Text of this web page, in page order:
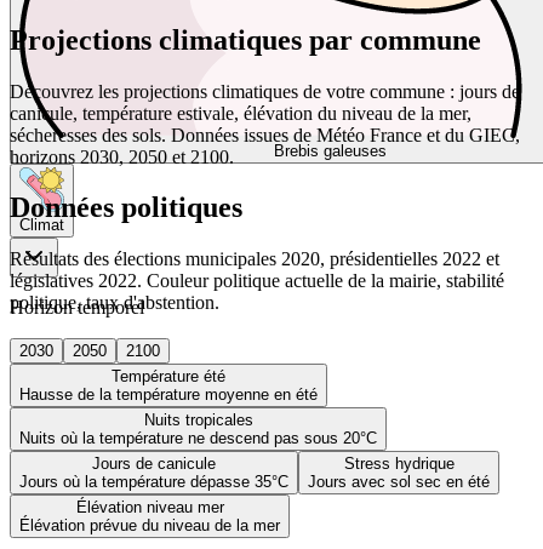
Brebis galeuses
Climat
Horizon temporel
2030 2050
2100
Température été
Hausse de la température moyenne en été
Nuits tropicales
Nuits où la température ne descend pas sous 20°C
Jours de canicule
Jours où la température dépasse 35°C
Stress hydrique
Jours avec sol sec en été
Élévation niveau mer
Élévation prévue du niveau de la mer
Projections climatiques par commune
Découvrez les projections climatiques de votre commune : jours de
canicule, température estivale, élévation du niveau de la mer,
sécheresses des sols. Données issues de Météo France et du GIEC,
horizons 2030, 2050 et 2100.
Données politiques
Résultats des élections municipales 2020, présidentielles 2022 et
législatives 2022. Couleur politique actuelle de la mairie, stabilité
politique, taux d'abstention.